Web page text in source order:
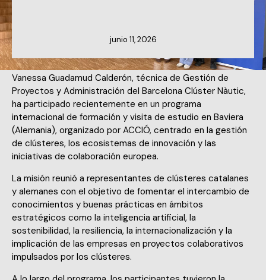
junio 11, 2026
Vanessa Guadamud Calderón, técnica de Gestión de
Proyectos y Administración del Barcelona Clúster Nàutic,
ha participado recientemente en un programa
internacional de formación y visita de estudio en Baviera
(Alemania), organizado por ACCIÓ, centrado en la gestión
de clústeres, los ecosistemas de innovación y las
iniciativas de colaboración europea.
La misión reunió a representantes de clústeres catalanes
y alemanes con el objetivo de fomentar el intercambio de
conocimientos y buenas prácticas en ámbitos
estratégicos como la inteligencia artificial, la
sostenibilidad, la resiliencia, la internacionalización y la
implicación de las empresas en proyectos colaborativos
impulsados por los clústeres.